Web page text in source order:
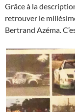
Grâce à la
retrouver le
Bertrand Azéma.